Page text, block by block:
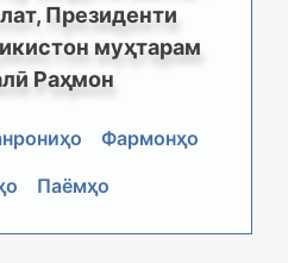
Президенти
муҳтарам
Раҳмон
Фармонҳо
Паёмҳо